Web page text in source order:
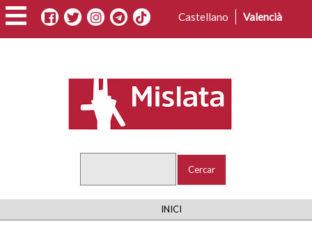
Vés
al
contingut
Castellano Valencià
FIL
INICI